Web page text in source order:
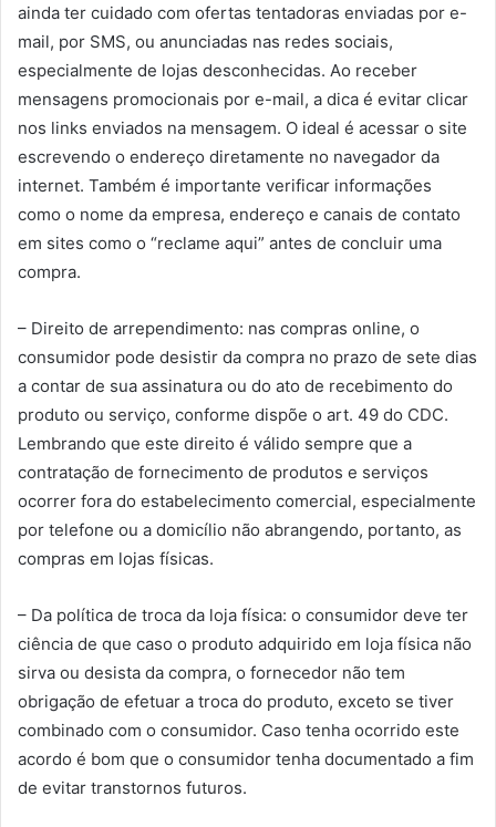
ainda ter cuidado com ofertas tentadoras enviadas por e-
mail, por SMS, ou anunciadas nas redes sociais,
especialmente de lojas desconhecidas. Ao receber
mensagens promocionais por e-mail, a dica é evitar clicar
nos links enviados na mensagem. O ideal é acessar o site
escrevendo o endereço diretamente no navegador da
internet. Também é importante verificar informações
como o nome da empresa, endereço e canais de contato
em sites como o “reclame aqui” antes de concluir uma
compra.
– Direito de arrependimento: nas compras online, o
consumidor pode desistir da compra no prazo de sete dias
a contar de sua assinatura ou do ato de recebimento do
produto ou serviço, conforme dispõe o art. 49 do CDC.
Lembrando que este direito é válido sempre que a
contratação de fornecimento de produtos e serviços
ocorrer fora do estabelecimento comercial, especialmente
por telefone ou a domicílio não abrangendo, portanto, as
compras em lojas físicas.
– Da política de troca da loja física: o consumidor deve ter
ciência de que caso o produto adquirido em loja física não
sirva ou desista da compra, o fornecedor não tem
obrigação de efetuar a troca do produto, exceto se tiver
combinado com o consumidor. Caso tenha ocorrido este
acordo é bom que o consumidor tenha documentado a fim
de evitar transtornos futuros.